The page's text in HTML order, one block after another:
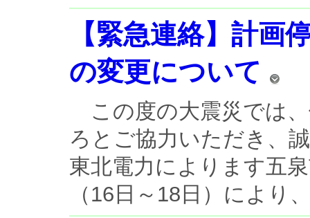
【緊急連絡】計画
の変更について
この度の大震災では
ろとご協力いただき
東北電力によります五
（16日～18日）により